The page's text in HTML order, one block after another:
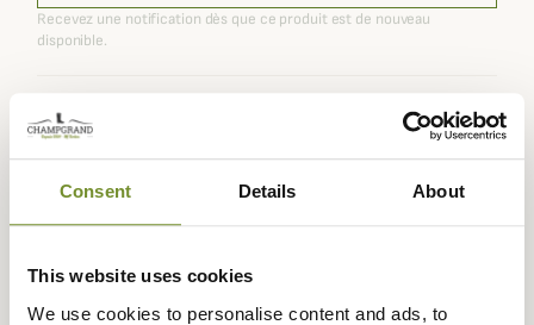
Consent Details About
This website uses cookies
We use cookies to personalise content and ads, to
Recevez une notification dès que ce produit est de nouveau
disponible.
Expédié dans
Paiement en
euros